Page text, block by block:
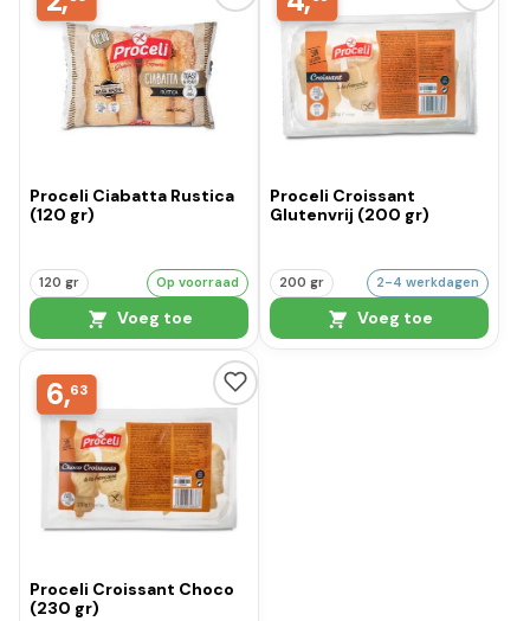
Proceli Ciabatta Rustica
(120 gr)
120 gr Op voorraad
Voeg toe
Proceli Croissant
Glutenvrij (200 gr)
200 gr 2-4 werkdagen
Voeg toe
6,63
Proceli Croissant Choco
(230 gr)